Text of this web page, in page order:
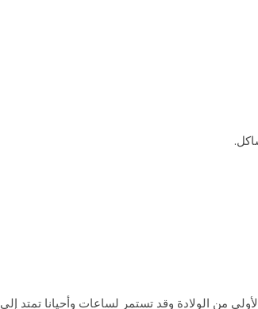
الأولى من الولادة وقد تستمر لساعات وأحيانا تمتد إلى